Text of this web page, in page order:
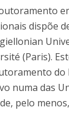
dispõe
(Paris).
do
numa das
pelo